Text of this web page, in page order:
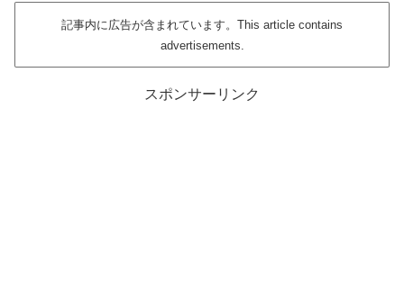
記事内に広告が含まれています。This article contains
advertisements.
スポンサーリンク